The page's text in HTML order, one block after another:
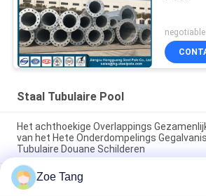
Staal Tubulaire Pool
Het achthoekige Overlappings
van het Hete Onderdompelings
Tubulaire Douane Schilderen
De hete Superieure Hop Onderdompeling
Polen van het Broodjesstaal/Tubulaire
Zoe Tang